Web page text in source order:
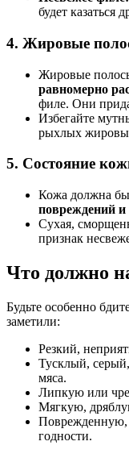
будет
4. Жировые
Жировые
равномерно
филе. Они
Избегайте
рыхлых
5. Состояние
Кожа должна
повреждений и
Сухая,
признак
Что должно
Будьте особенно
заметили:
Резкий,
Тусклый,
мяса.
Липкую или
Мягкую,
Поврежденную,
годности.